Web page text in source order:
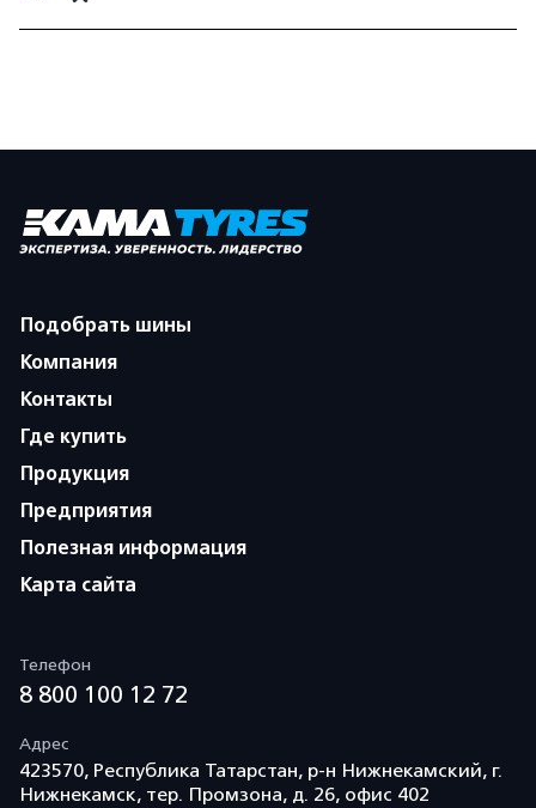
Подобрать шины
Компания
Контакты
Где купить
Продукция
Предприятия
Полезная информация
Карта сайта
Телефон
8 800 100 12 72
Адрес
423570, Республика Татарстан, р-н Нижнекамский, г.
Нижнекамск, тер. Промзона, д. 26, офис 402